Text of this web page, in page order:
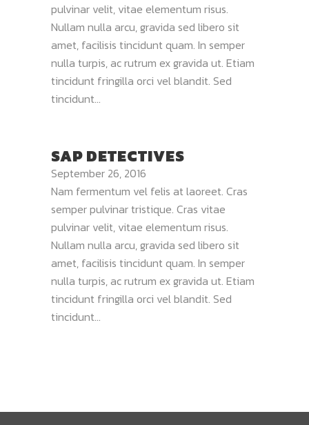
pulvinar velit, vitae elementum risus.
Nullam nulla arcu, gravida sed libero sit
amet, facilisis tincidunt quam. In semper
nulla turpis, ac rutrum ex gravida ut. Etiam
tincidunt fringilla orci vel blandit. Sed
tincidunt...
SAP DETECTIVES
September 26, 2016
Nam fermentum vel felis at laoreet. Cras
semper pulvinar tristique. Cras vitae
pulvinar velit, vitae elementum risus.
Nullam nulla arcu, gravida sed libero sit
amet, facilisis tincidunt quam. In semper
nulla turpis, ac rutrum ex gravida ut. Etiam
tincidunt fringilla orci vel blandit. Sed
tincidunt...